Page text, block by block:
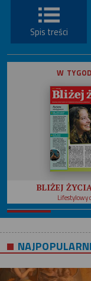
Spis treści
W
BLIŻEJ
Lifestylowy